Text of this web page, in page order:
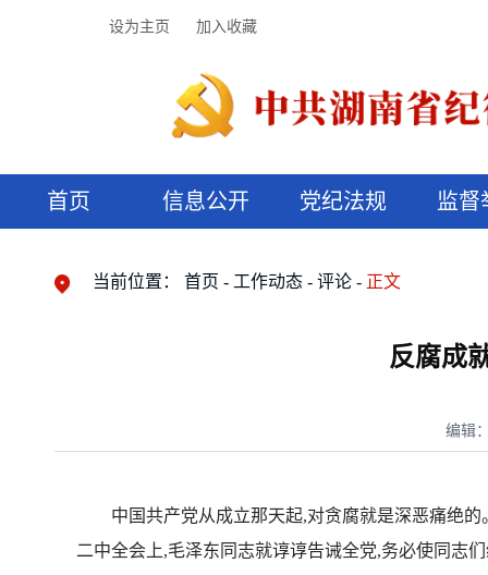
设为主页 加入收藏
首页 信息公开 党纪法规 监督
当前位置： 首页 工作动态 评论 正文
反腐成
编辑
中国共产党从成立那天起,对贪腐就是深恶痛绝的
二中全会上,毛泽东同志就谆谆告诫全党,务必使同志